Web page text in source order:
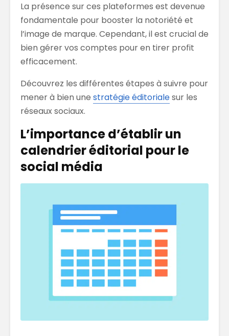
La présence sur ces plateformes est devenue
fondamentale pour booster la notoriété et
l’image de marque. Cependant, il est crucial de
bien gérer vos comptes pour en tirer profit
efficacement.
Découvrez les différentes étapes à suivre pour
mener à bien une stratégie éditorialesur les
réseaux sociaux.
L’importance d’établir un
calendrier éditorial pour le
social média